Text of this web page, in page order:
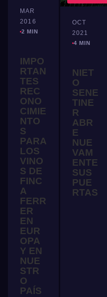
MAR
2016
2 MIN
IMPO
RTAN
TES
REC
ONO
CIMIE
NTO
S
PARA
LOS
VINO
S DE
FINC
A
FERR
ER
EN
EUR
OPA
Y EN
NUE
STR
O
PAÍS
OCT
2021
4 MIN
NIET
O
SENE
TINE
R
ABR
E
NUE
VAM
ENTE
SUS
PUE
RTAS